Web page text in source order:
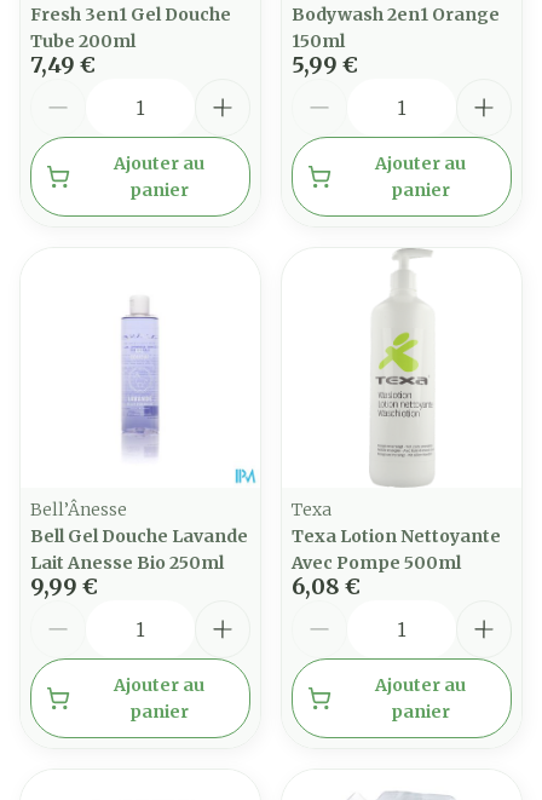
Fresh 3en1 Gel Douche
Tube 200ml
7,49 €
Ajouter au
panier
Bodywash 2en1 Orange
150ml
5,99 €
Ajouter au
panier
Bell’Ânesse
Bell Gel Douche Lavande
Lait Anesse Bio 250ml
9,99 €
Ajouter au
panier
Texa
Texa Lotion Nettoyante
Avec Pompe 500ml
6,08 €
Ajouter au
panier